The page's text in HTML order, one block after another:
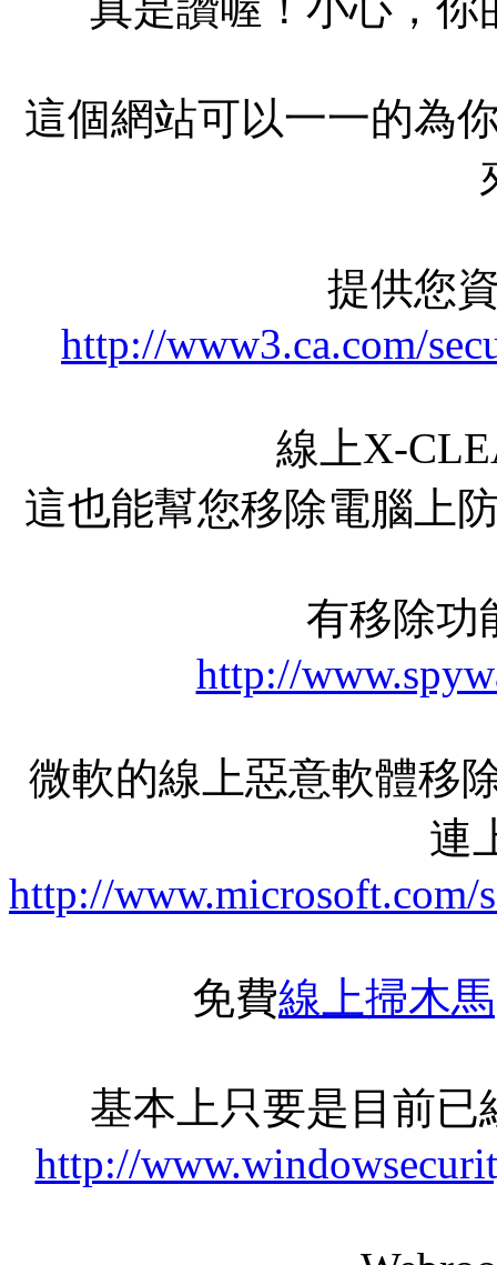
這個網站可以一一的為
提供您
http://www3.ca.com/
線上X-
這也能幫您移除電腦上
有移除功
http://
微軟的線上惡意軟體移
連
http://www.microsoft.com/
免費線上掃木馬
基本上只要是目前
http://